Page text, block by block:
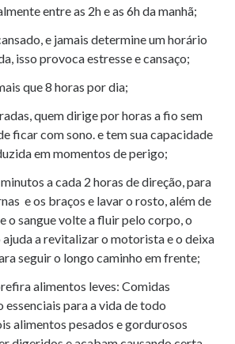
entre as 2h e as 6h da manhã;
e jamais determine um horário
isso provoca estresse e cansaço;
que 8 horas por dia;
quem dirige por horas a fio sem
ficar com sono. e tem sua capacidade
em momentos de perigo;
a cada 2 horas de direção, para
e os braços e lavar o rosto, além de
o sangue volte a fluir pelo corpo, o
a revitalizar o motorista e o deixa
seguir o longo caminho em frente;
alimentos leves: Comidas
essenciais para a vida de todo
alimentos pesados e gordurosos